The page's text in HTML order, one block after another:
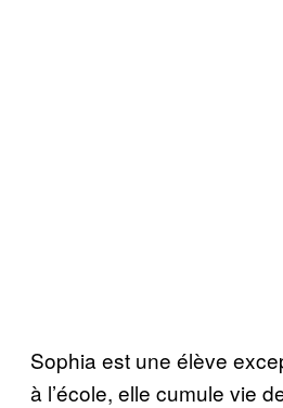
Sophia est une élève
à l’école, elle cumule vie